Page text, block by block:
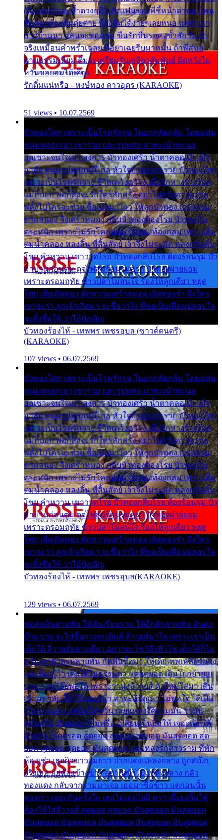
กัน แต่หวั่นจะช้ำดวงฤดี กลัวแฟนของพี่ชี้หน้าด่าทอ ก็คน
ชื่อต๋อยต้อยตุ้มตุ๋ยต่าย พี่ยังลืมได้ง่ายๆเลยหนอ แค่ตัวเรา
สาวบ้านนา แสนจะซอมซ่อ ขืนรักขืนรอคงช้ำสักวัน ถ้า
จริงเหมือนคำพร่ำเฉลย พี่อย่าเฉยรีบมาหมั้น ถ้าพี่สู่ขอ
ตามธรรมเนียม ติ๋มจะเตรียมรับเกลียวสัมพันธ์ ผิดหวังไม่
หวั่นขอยอมได้เคียง
รักติ๋มแน่หรือ - หงษ์ทอง ดาวอุดร (KARAOKE)
51 views • 10.07.2569
บัวทองโศก เพราะเป็นโรครักรุม ในอกกลัดกลุ้ม โดนแฟน
หนุ่มหลอกเอา เขารวย และรูปหล่อ มาพะเน้าพะนอ
ออเซาะจนใจเบา สงสาร บัวทองเศร้า น้ำตาคลอเบ้า เฝ้า
อาลัย หนุ่มรูปหล่อหนีไกล หัวใจบัวทองระรวย บัวทองโศก
เพราะเป็นโรครักจาง ชีวิตเคว้งคว้าง เมื่อรักห่างร้างไกล
แม่ก็บอก พ่อก็สั่งจะรักใครสักครั้ง อย่าไปหวังความรวย
พลั้งไปใครจะช่วย ซื้อเปลมาไกว ให้ลูกบัวทอง เวรกรรม
ตามสนอง จึงเศร้าหมอง กลีบบัวทองต้องโรย บัวทองไม่
ตระหนัก เพราะไม่รักโคลนตม บัวทองท้องกลม เพราะลืม
ตมน้ำคลอง หลงลิ้น ที่สิ้นสัตย์ เจ้าจึงไม่ระมัด หลงกลิ่นลิ้น
โชย คำหวาน เขาวาดโรย บัวทองกลีบโรย ต้องร้อนรุม บัว
มาบานก่อนตูม ดุจไฟสุมร้อนรุมอุรา บัวทองผ่ายผอม
เพราะตรอมฤทัย ข้าวปลาไม่สนใจ ร้องไห้ลูกเดียว หยุด
โศก เสียเถิดทอง พักความเศร้าหมอง เถิดทองจ๋า ถึงใคร
เขาจะว่า ลูกเจ้าเกิดมา จะชื่อว่าไง พี่ขอเป็นเพื่อนปลอบใจ
จะตั้งชื่อให้ ว่าไอ้บังเอิญ
บัวทองร้องไห้ - เทพพร เพชรอุบล (ซาวด์ดนตรี)
(KARAOKE)
107 views • 06.07.2569
บัวทองโศก เพราะเป็นโรครักรุม ในอกกลัดกลุ้ม โดนแฟน
หนุ่มหลอกเอา เขารวย และรูปหล่อ มาพะเน้าพะนอ
ออเซาะจนใจเบา สงสาร บัวทองเศร้า น้ำตาคลอเบ้า เฝ้า
อาลัย หนุ่มรูปหล่อหนีไกล หัวใจบัวทองระรวย บัวทองโศก
เพราะเป็นโรครักจาง ชีวิตเคว้งคว้าง เมื่อรักห่างร้างไกล
แม่ก็บอก พ่อก็สั่งจะรักใครสักครั้ง อย่าไปหวังความรวย
พลั้งไปใครจะช่วย ซื้อเปลมาไกว ให้ลูกบัวทอง เวรกรรม
ตามสนอง จึงเศร้าหมอง กลีบบัวทองต้องโรย บัวทองไม่
ตระหนัก เพราะไม่รักโคลนตม บัวทองท้องกลม เพราะลืม
ตมน้ำคลอง หลงลิ้น ที่สิ้นสัตย์ เจ้าจึงไม่ระมัด หลงกลิ่นลิ้น
โชย คำหวาน เขาวาดโรย บัวทองกลีบโรย ต้องร้อนรุม บัว
มาบานก่อนตูม ดุจไฟสุมร้อนรุมอุรา บัวทองผ่ายผอม
เพราะตรอมฤทัย ข้าวปลาไม่สนใจ ร้องไห้ลูกเดียว หยุด
โศก เสียเถิดทอง พักความเศร้าหมอง เถิดทองจ๋า ถึงใคร
เขาจะว่า ลูกเจ้าเกิดมา จะชื่อว่าไง พี่ขอเป็นเพื่อนปลอบใจ
จะตั้งชื่อให้ ว่าไอ้บังเอิญ
บัวทองร้องไห้ - เทพพร เพชรอุบล(KARAOKE)
129 views • 06.07.2569
พ่อส่งเงินสามพัน ให้ฉันเรียนราม ได้อีกสักสามพัน ฉันคง
บ๊าย บาย จะไปซื้อกางเกงยีนส์ ลีวายส์มาใส่ เพราะเราเป็น
เด็กใต้ ลีวายส์อย่างเดียว อยากจะโชว์ถึงหิวโซ เด็กใต้ก็ไม่
หวั่น ตกตัวละหลายพัน กัดฟันซื้อมา ให้เด็กเทพเหลียวมอง
และต้องรู้ว่า เด็กใต้ไม่ธรรมดา แต่สุดยอด เดินโยกย้ายเย
ยวน กวนโอ๊ยพอได้ เพราะว่านุ่งลีวายส์ ตัวใหม่ใส่มา เดิน
เข้ามหาลัย จิ๊กโก๊มองหน้า ท่าจะมีปัญหา ไม่พอใจ ได้เป็น
เรื่องแน่นอน แต่ฉันไม่หวั่น เลยแหลงใต้ถามมัน ว่ามัน
พรั่นพรือ มันตอบว่าไม่พรื่อ เปลี่ยนเป็นยิ้มให้ เจอะเด็กใต้
ด้วยกัน ก็เลยรอด สุดยอด สุดยอด สุดยอด มันสุดยอด สุด
ยอด สุดยอด สุดยอด มันสุดยอด แอบหลงรักสาวราม ที่พัก
ห้องเช่า เธอผิวขาวผมยาว ปากแดงแหลงกลาง ถูกสเป็ก
จริงเธอ อยู่ห้องข้างข้าง อยากเข้าไปแหลงกลาง กลัว
ทองแดง กลับจากรามมาเจอ เธอมาซื้อข้าว แต่ก่อนนั้น
สองเรา เจอะกันครั้งใด เธอไม่เคยไยดี คราวนี้เธอยิ้มให้
ต้องให้ใส่ลีวายส์ สุดยอด สุดยอด มันสุดยอด มันสุดยอด
มันสุดยอด มันสุดยอด มันสุดยอด มันสุดยอด มันสุดยอด
มันสุดยอด มันสุดยอด มันสุดยอด มันสุดยอด มันสุดยอด